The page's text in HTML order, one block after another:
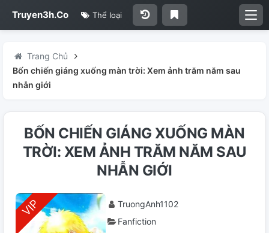
Truyen3h.Co Thể loại
Trang Chủ
Bốn chiến giáng xuống màn trời: Xem ảnh trăm năm sau
nhẫn giới
BỐN CHIẾN GIÁNG XUỐNG MÀN
TRỜI: XEM ẢNH TRĂM NĂM SAU
NHẪN GIỚI
TruongAnh1102
Fanfiction